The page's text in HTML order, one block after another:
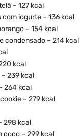
– 127 kcal
iogurte – 136 kcal
– 154 kcal
condensado – 214 kcal
kcal
239 kcal
264 kcal
– 279 kcal
298 kcal
coco – 299 kcal